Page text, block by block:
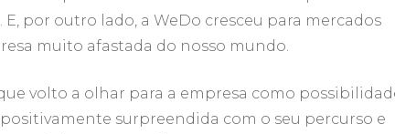
por outro lado, a WeDo cresceu para mercados
muito afastada do nosso mundo.
volto a olhar para a empresa como
surpreendida com o seu percurso e